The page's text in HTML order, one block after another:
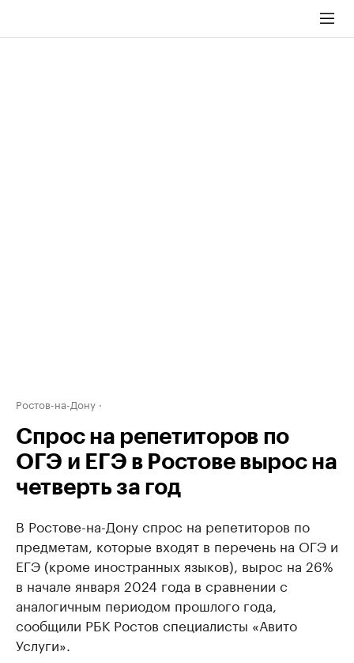
Ростов-на-Дону
Спрос на репетиторов по
ОГЭ и ЕГЭ в Ростове вырос на
четверть за год
В Ростове-на-Дону спрос на репетиторов по
предметам, которые входят в перечень на ОГЭ и
ЕГЭ (кроме иностранных языков), вырос на 26%
в начале января 2024 года в сравнении с
аналогичным периодом прошлого года,
сообщили РБК Ростов специалисты «Авито
Услуги».